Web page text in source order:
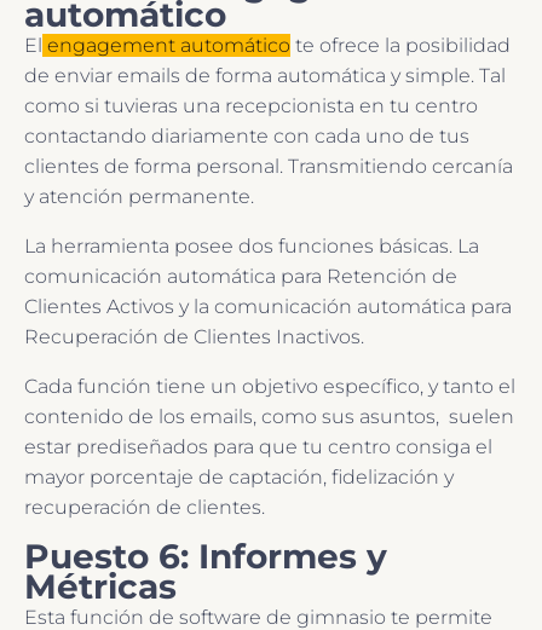
automático
El engagement automático te ofrece la posibilidad
de enviar emails de forma automática y simple. Tal
como si tuvieras una recepcionista en tu centro
contactando diariamente con cada uno de tus
clientes de forma personal. Transmitiendo cercanía
y atención permanente.
La herramienta posee dos funciones básicas. La
comunicación automática para Retención de
Clientes Activos y la comunicación automática para
Recuperación de Clientes Inactivos.
Cada función tiene un objetivo específico, y tanto el
contenido de los emails, como sus asuntos, suelen
estar prediseñados para que tu centro consiga el
mayor porcentaje de captación, fidelización y
recuperación de clientes.
Puesto 6: Informes y
Métricas
Esta función de software de gimnasio te permite